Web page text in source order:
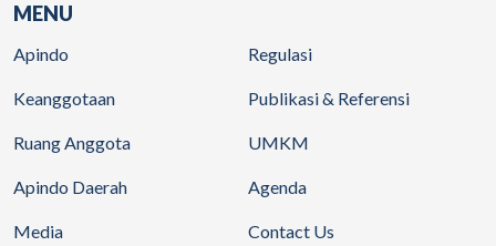
MENU
Apindo
Keanggotaan
Ruang Anggota
Apindo Daerah
Media
Regulasi
Publikasi & Referensi
UMKM
Agenda
Contact Us